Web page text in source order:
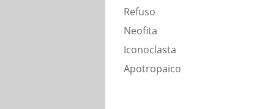
Refuso
Neofita
Iconoclasta
Apotropaico